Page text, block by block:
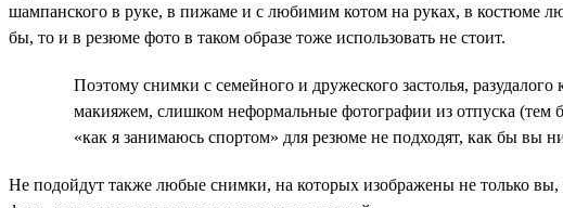
шампанского в руке, в пижаме и с любимим котом на руках, в костюме
бы, то и в резюме фото в таком образе тоже использовать не стоит.
Поэтому снимки с семейного и дружеского застолья,
макияжем, слишком неформальные фотографии из отпуска
«как я занимаюсь спортом» для резюме не подходят, как бы вы
Не подойдут также любые снимки, на которых изображены не только